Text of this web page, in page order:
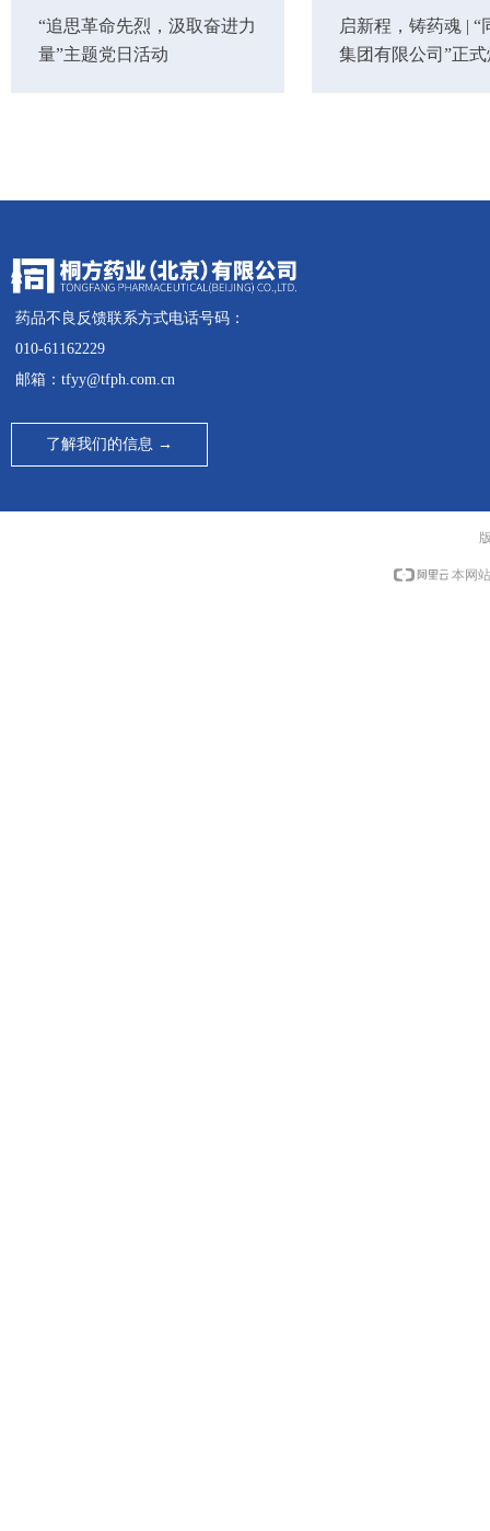
“追思革命先烈，汲取奋进力
量”主题党日活动
启新程，铸药魂 | “
集团有限公司”正
了解我们的信息 →
药品不良反馈联系方式电话号码：
010-61162229
邮箱：tfyy@tfph.com.cn
本网